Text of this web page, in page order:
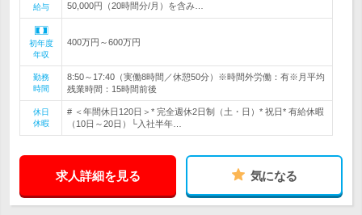
給与
50,000円（20時間分/月）を含み…
初年度
年収
400万円～600万円
勤務
時間
8:50～17:40（実働8時間／休憩50分）※時間外労働：有※月平均
残業時間：15時間前後
休日
休暇
# ＜年間休日120日＞* 完全週休2日制（土・日）* 祝日* 有給休暇
（10日～20日）└入社半年…
求人詳細を見る 気になる